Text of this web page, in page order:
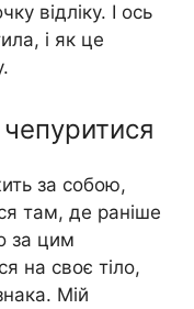
відліку. І ось
і як це
за собою,
там, де раніше
за цим
на своє тіло,
Мій